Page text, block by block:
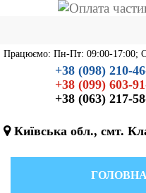
Працюємо: Пн-Пт: 09:00-17:00;
+38 (098) 210-
+38 (099) 603-
+38 (063) 217-
Київська обл., смт.
ГОЛОВНА